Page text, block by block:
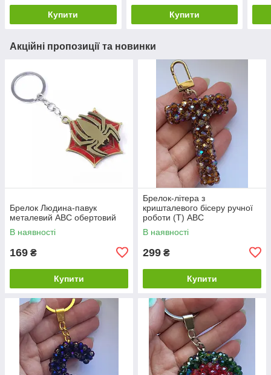
Купити Купити
Акційні пропозиції та новинки
Брелок Людина-павук
металевий ABC обертовий
В наявності
169 ₴
Купити
Брелок-літера з
кришталевого бісеру ручної
роботи (Т) ABC
В наявності
299 ₴
Купити